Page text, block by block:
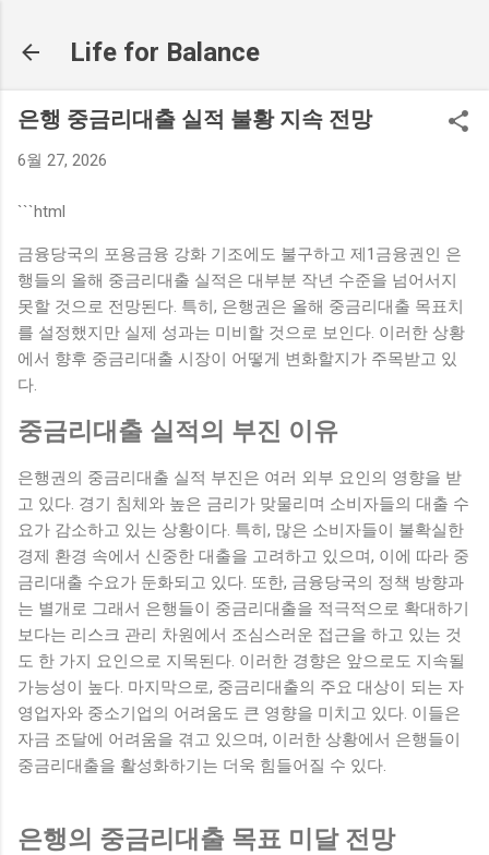
Life for Balance
은행 중금리대출 실적 불황 지속 전망
6월 27, 2026
```html
금융당국의 포용금융 강화 기조에도 불구하고 제1금융권인 은
행들의 올해 중금리대출 실적은 대부분 작년 수준을 넘어서지
못할 것으로 전망된다. 특히, 은행권은 올해 중금리대출 목표치
를 설정했지만 실제 성과는 미비할 것으로 보인다. 이러한 상황
에서 향후 중금리대출 시장이 어떻게 변화할지가 주목받고 있
다.
중금리대출 실적의 부진 이유
은행권의 중금리대출 실적 부진은 여러 외부 요인의 영향을 받
고 있다. 경기 침체와 높은 금리가 맞물리며 소비자들의 대출 수
요가 감소하고 있는 상황이다. 특히, 많은 소비자들이 불확실한
경제 환경 속에서 신중한 대출을 고려하고 있으며, 이에 따라 중
금리대출 수요가 둔화되고 있다. 또한, 금융당국의 정책 방향과
는 별개로 그래서 은행들이 중금리대출을 적극적으로 확대하기
보다는 리스크 관리 차원에서 조심스러운 접근을 하고 있는 것
도 한 가지 요인으로 지목된다. 이러한 경향은 앞으로도 지속될
가능성이 높다. 마지막으로, 중금리대출의 주요 대상이 되는 자
영업자와 중소기업의 어려움도 큰 영향을 미치고 있다. 이들은
자금 조달에 어려움을 겪고 있으며, 이러한 상황에서 은행들이
중금리대출을 활성화하기는 더욱 힘들어질 수 있다.
은행의 중금리대출 목표 미달 전망